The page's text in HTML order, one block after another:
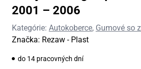
2001 – 2006
Kategórie: Autokoberce, Gumové so
Značka: Rezaw - Plast
do 14 pracovných dní